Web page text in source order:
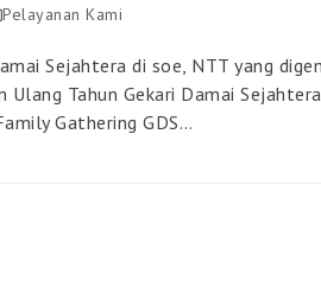
Pelayanan Kami
Sejahtera di soe, NTT yang
Ulang Tahun Gekari Damai
Gathering GDS…